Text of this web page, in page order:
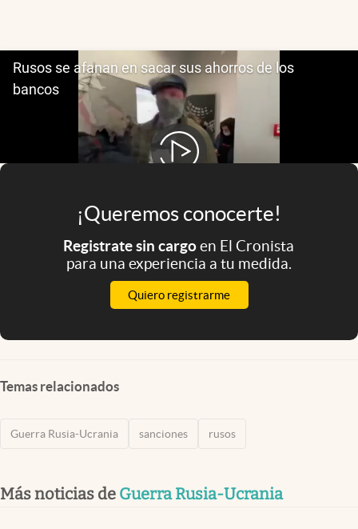
Eventos Corporativos
El Cronista Studio
abre en nueva pestaña
Argentina
¡Queremos conocerte!
Registrate sin cargoen El Cronista
para una experiencia a tu medida.
Quiero registrarme
Temas relacionados
Guerra Rusia-Ucrania sanciones rusos
Más noticias de Guerra Rusia-Ucrania